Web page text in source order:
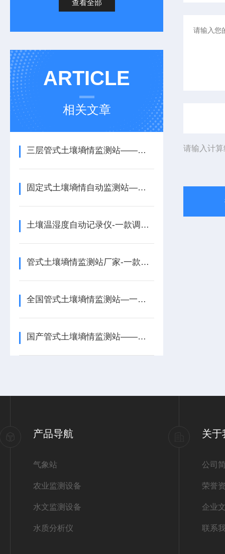
查看全部
ARTICLE
相关文章
三层管式土壤墒情监测站——一款预警冻旱的四层管式土壤墒情监测站2026
固定式土壤墒情自动监测站——一款智慧钥匙的六层管式土壤墒情监测站2026
土壤温湿度自动记录仪-一款调整种植结构的管式土壤墒情监测站厂家+派+送
管式土壤墒情监测站厂家-一款指示的管式土壤墒情自动监测仪2025全+境+派+送
全国管式土壤墒情监测站—一款实时掌握土壤湿度的自动化土壤墒情监测站2025
国产管式土壤墒情监测站——一款灾害预防与应对的土壤水分墒情监测站202
请输入计
产品导航
气象站
农业监测设备
水文监测设备
水质分析仪
关于
公司
荣誉
企业
联系